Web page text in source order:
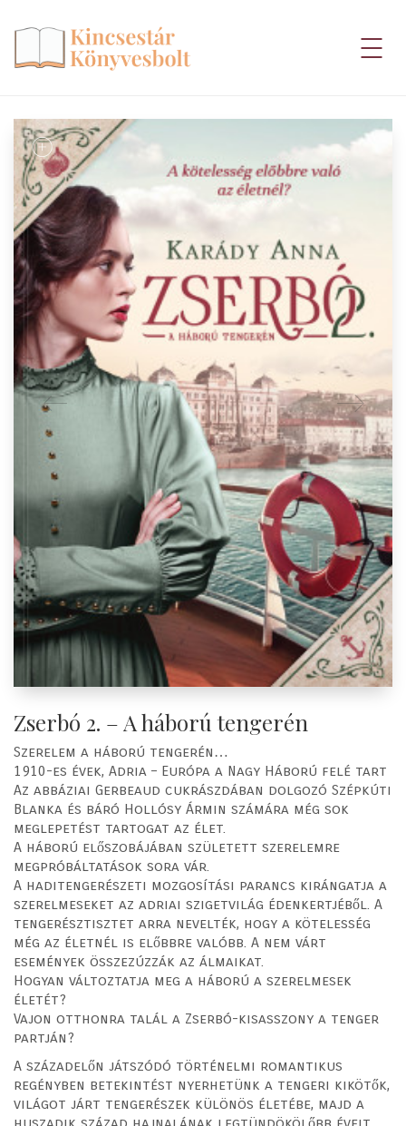
Zserbó 2. – A háború tengerén
Szerelem a háború tengerén…
1910-es évek, Adria – Európa a Nagy Háború felé tart
Az abbáziai Gerbeaud cukrászdában dolgozó Szépkúti
Blanka és báró Hollósy Ármin számára még sok
meglepetést tartogat az élet.
A háború előszobájában született szerelemre
megpróbáltatások sora vár.
A haditengerészeti mozgosítási parancs kirángatja a
szerelmeseket az adriai szigetvilág édenkertjéből. A
tengerésztisztet arra nevelték, hogy a kötelesség
még az életnél is előbbre valóbb. A nem várt
események összezúzzák az álmaikat.
Hogyan változtatja meg a háború a szerelmesek
életét?
Vajon otthonra talál a Zserbó-kisasszony a tenger
partján?
A századelőn játszódó történelmi romantikus
regényben betekintést nyerhetünk a tengeri kikötők,
világot járt tengerészek különös életébe, majd a
huszadik század hajnalának legtündökölőbb éveit